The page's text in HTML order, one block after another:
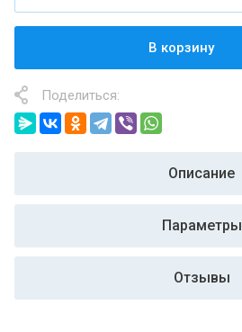
В корзину
Поделиться:
Описание
Параметры
Отзывы